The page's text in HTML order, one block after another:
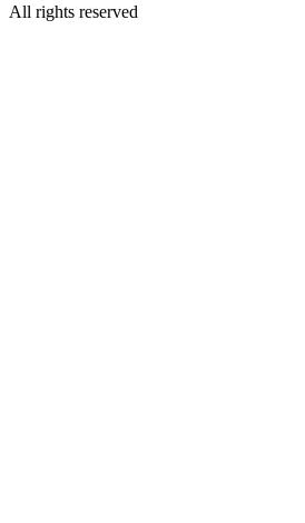
All rights reserved